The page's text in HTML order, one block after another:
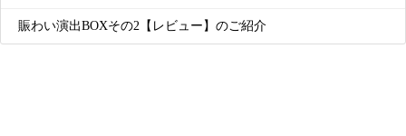
賑わい演出BOXその2【レビュー】のご紹介